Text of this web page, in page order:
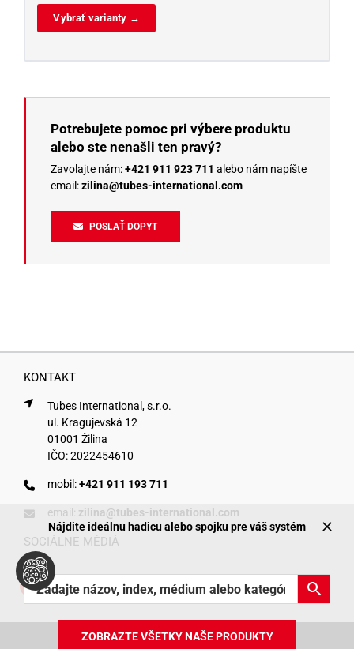
Vybrať varianty →
Potrebujete pomoc pri výbere produktu
alebo ste nenašli ten pravý?
Zavolajte nám:+421 911 923 711 alebo nám napíšte
email:zilina@tubes-international.com
POSLAŤ DOPYT
KONTAKT
Tubes International, s.r.o.
ul. Kragujevská 12
01001 Žilina
IČO: 2022454610
mobil:+421 911 193 711
email: zilina@tubes-international.com
SOCIÁLNE MÉDIÁ
Copyright © Tubes International
Nájdite ideálnu hadicu alebo spojku pre váš systém
ZOBRAZTE VŠETKY NAŠE PRODUKTY